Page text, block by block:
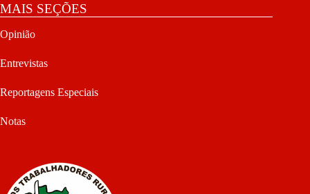
MAIS SEÇÕES
Opinião
Entrevistas
Reportagens Especiais
Notas